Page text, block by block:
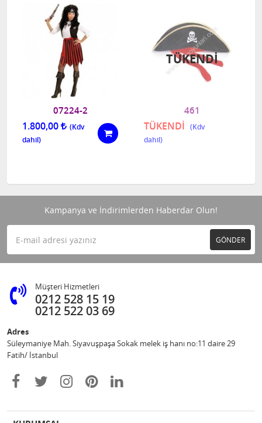
07224-2
1.800,00
461
TÜKENDİ
TÜKENDI
Kampanya ve İndirimlerden Haberdar Olun!
GÖNDER
Müşteri Hizmetleri
0212 528 15 19
0212 522 03 69
Adres
Süleymaniye Mah. Siyavuşpaşa Sokak melek iş hanı no:11 daire 29
Fatih/ İstanbul